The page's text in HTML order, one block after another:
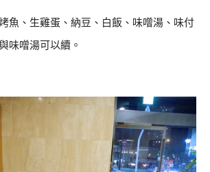
魚、生雞蛋、納豆、白飯、味噌湯、味付
味噌湯可以續。